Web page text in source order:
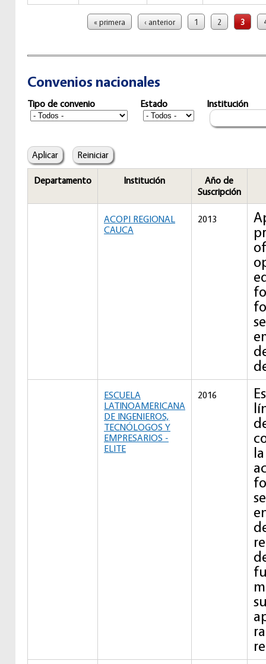
« primera ‹ anterior 1 2 3
Convenios nacionales
Tipo de convenio Estado Institución
Departamento Institución
Año de
Suscripción
ACOPI REGIONAL
CAUCA
2013
ESCUELA
LATINOAMERICANA
DE INGENIEROS,
TECNÓLOGOS Y
EMPRESARIOS -
ELITE
2016